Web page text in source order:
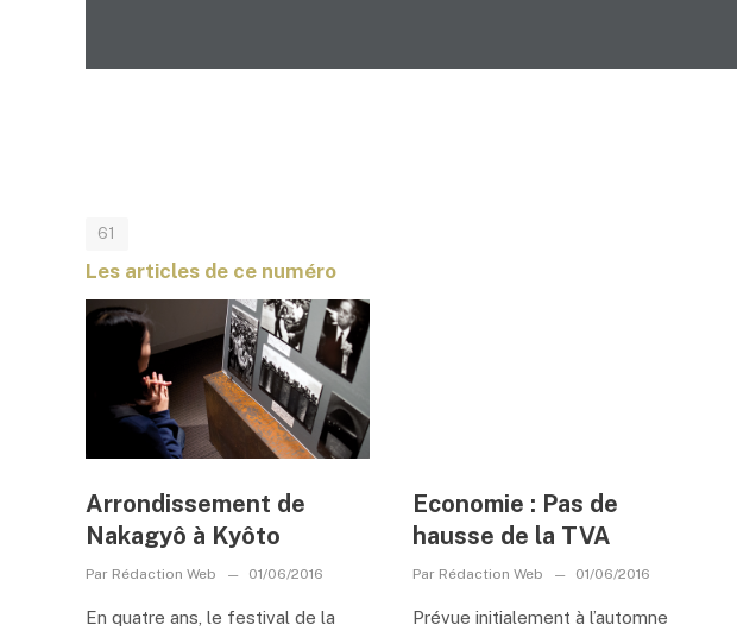
61
Les articles de ce numéro
Arrondissement de
Nakagyô à Kyôto
Par Rédaction Web 01/06/2016
En quatre ans, le festival de la
Economie : Pas de
hausse de la TVA
Par Rédaction Web 01/06/2016
Prévue initialement à l’automne